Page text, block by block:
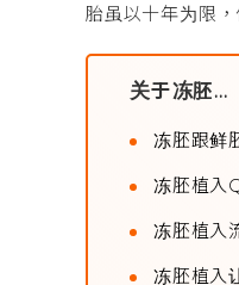
胎虽以十年为限
关于冻胚...
冻胚跟鲜
冻胚植入
冻胚植入
冻胚植入